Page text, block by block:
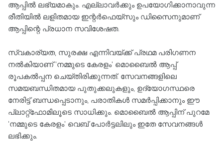
ആപ്പിൽ ലഭ്യമാകും. എല്ലാവർക്കും ഉപയോഗിക്കാനാവുന്ന
രീതിയിൽ ലളിതമായ ഇന്റർഫെയ്‌സും ഡിസൈനുമാണ്
ആപ്പിന്റെ പ്രധാന സവിശേഷത.
സ്വകാര്യത, സുരക്ഷ എന്നിവയ്ക്ക് പ്രഥമ പരിഗണന
നൽകിയാണ് 'നമ്മുടെ കേരളം' മൊബൈൽ ആപ്പ്
രൂപകൽപ്പന ചെയ്തിരിക്കുന്നത്. സേവനങ്ങളിലെ
സമയബന്ധിതമായ പുതുക്കലുകളും, ഉദ്യോഗസ്ഥരെ
നേരിട്ട് ബന്ധപ്പെടാനും, പരാതികൾ സമർപ്പിക്കാനും ഈ
പ്ലാറ്റ്‌ഫോമിലൂടെ സാധിക്കും. മൊബൈൽ ആപ്പിന് പുറമേ
'നമ്മുടെ കേരളം' വെബ് പോർട്ടലിലും ഇതേ സേവനങ്ങൾ
ലഭിക്കും.